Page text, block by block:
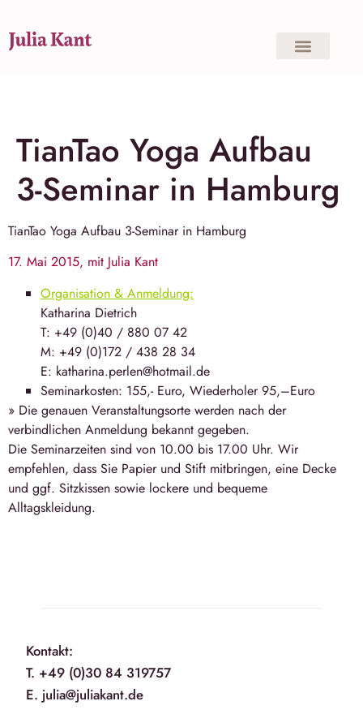
TianTao Yoga Aufbau
3-Seminar in Hamburg
TianTao Yoga Aufbau 3-Seminar in Hamburg
17. Mai 2015, mit Julia Kant
Organisation & Anmeldung:
Katha­rina Diet­rich
T: +49 (0)40 / 880 07 42
M: +49 (0)172 / 438 28 34
E: katharina.perlen@hotmail.de
Seminarkosten: 155,- Euro, Wiederholer 95,–Euro
» Die genauen Veranstaltungsorte werden nach der
verbindlichen Anmeldung bekannt gegeben.
Die Seminarzeiten sind von 10.00 bis 17.00 Uhr. Wir
empfehlen, dass Sie Papier und Stift mitbringen, eine Decke
und ggf. Sitzkissen sowie lockere und bequeme
Alltagskleidung.
Kontakt:
T. +49 (0)30 84 319757
E. julia@juliakant.de